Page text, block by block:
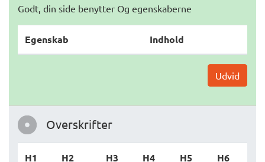
Godt, din side benytter Og egenskaberne
Egenskab Indhold
Udvid
Overskrifter
H1 H2 H3 H4 H5 H6